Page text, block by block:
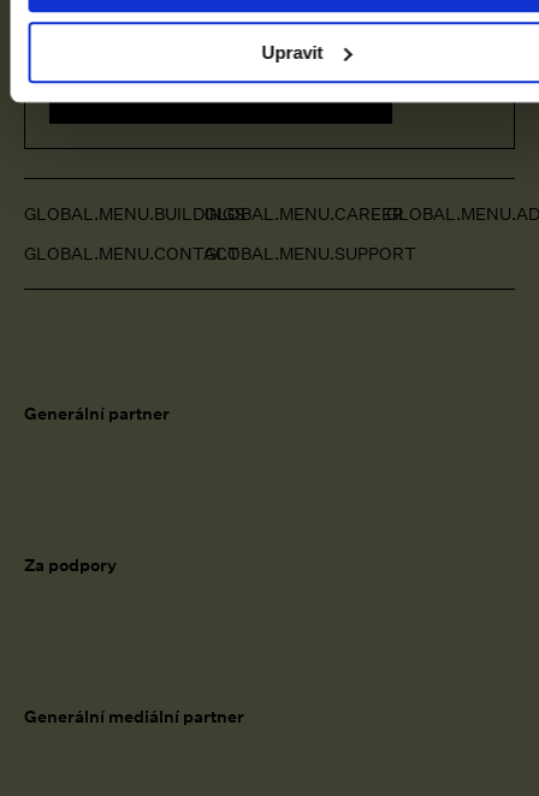
Upravit
podpořte nás.
PAGES.INDEX.CLUB-CTA.MORE
GLOBAL.MENU.BUILDINGSGLOBAL.MENU.CAREER
GLOBAL.MENU.CONTACTGLOBAL.MENU.SUPPORT
Generální partner
Za podpory
Generální mediální partner